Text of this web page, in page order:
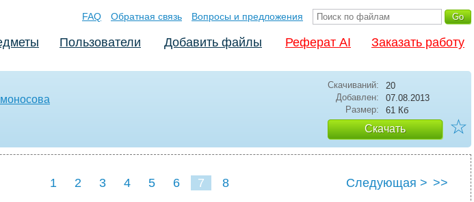
FAQ Обратная связь Вопросы и предложения
Пользователи Добавить файлы Реферат AI Заказать работу
Скачиваний:
20
Добавлен:
07.08.2013
Размер:
61 Кб
Скачать ☆
1 2 3 4 5 6 7 8 Следующая > >>